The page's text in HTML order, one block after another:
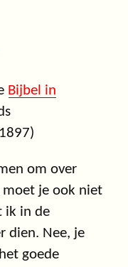
Bijbel in
om over
moet je ook niet
ik in de
dien. Nee, je
goede